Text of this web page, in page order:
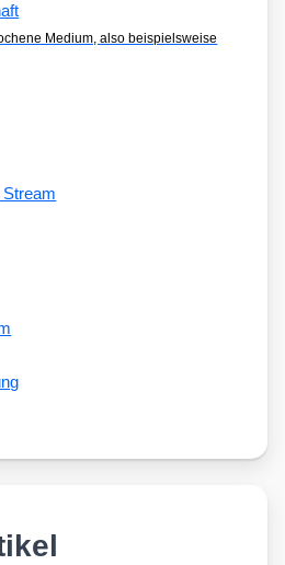
Medium, also beispielsweise
Stream